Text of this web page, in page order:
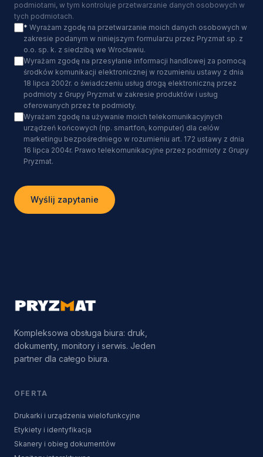
podmiotami, w tym kontroluje przetwarzanie danych osobowych w
tych podmiotach.
* Wyrażam zgodę na przetwarzanie moich danych osobowych w
zakresie podanym w niniejszym formularzu przez Pryzmat sp. z
o.o. sp. k. z siedzibą we Wrocławiu.
Wyrażam zgodę na przesyłanie informacji handlowej za pomocą
środków komunikacji elektronicznej w rozumieniu ustawy z dnia
18 lipca 2002r. o świadczeniu usług drogą elektroniczną przez
podmioty z Grupy Pryzmat w zakresie produktów i usług
oferowanych przez te podmioty.
Wyrażam zgodę na używanie moich telekomunikacyjnych
urządzeń końcowych (np. smartfon, komputer) dla celów
marketingu bezpośredniego w rozumieniu art. 172 ustawy z dnia
16 lipca 2004r. Prawo telekomunikacyjne przez podmioty z Grupy
Pryzmat.
Wyślij zapytanie
Kompleksowa obsługa biura: druk,
dokumenty, monitory i serwis. Jeden
partner dla całego biura.
OFERTA
Drukarki i urządzenia wielofunkcyjne
Etykiety i identyfikacja
Skanery i obieg dokumentów